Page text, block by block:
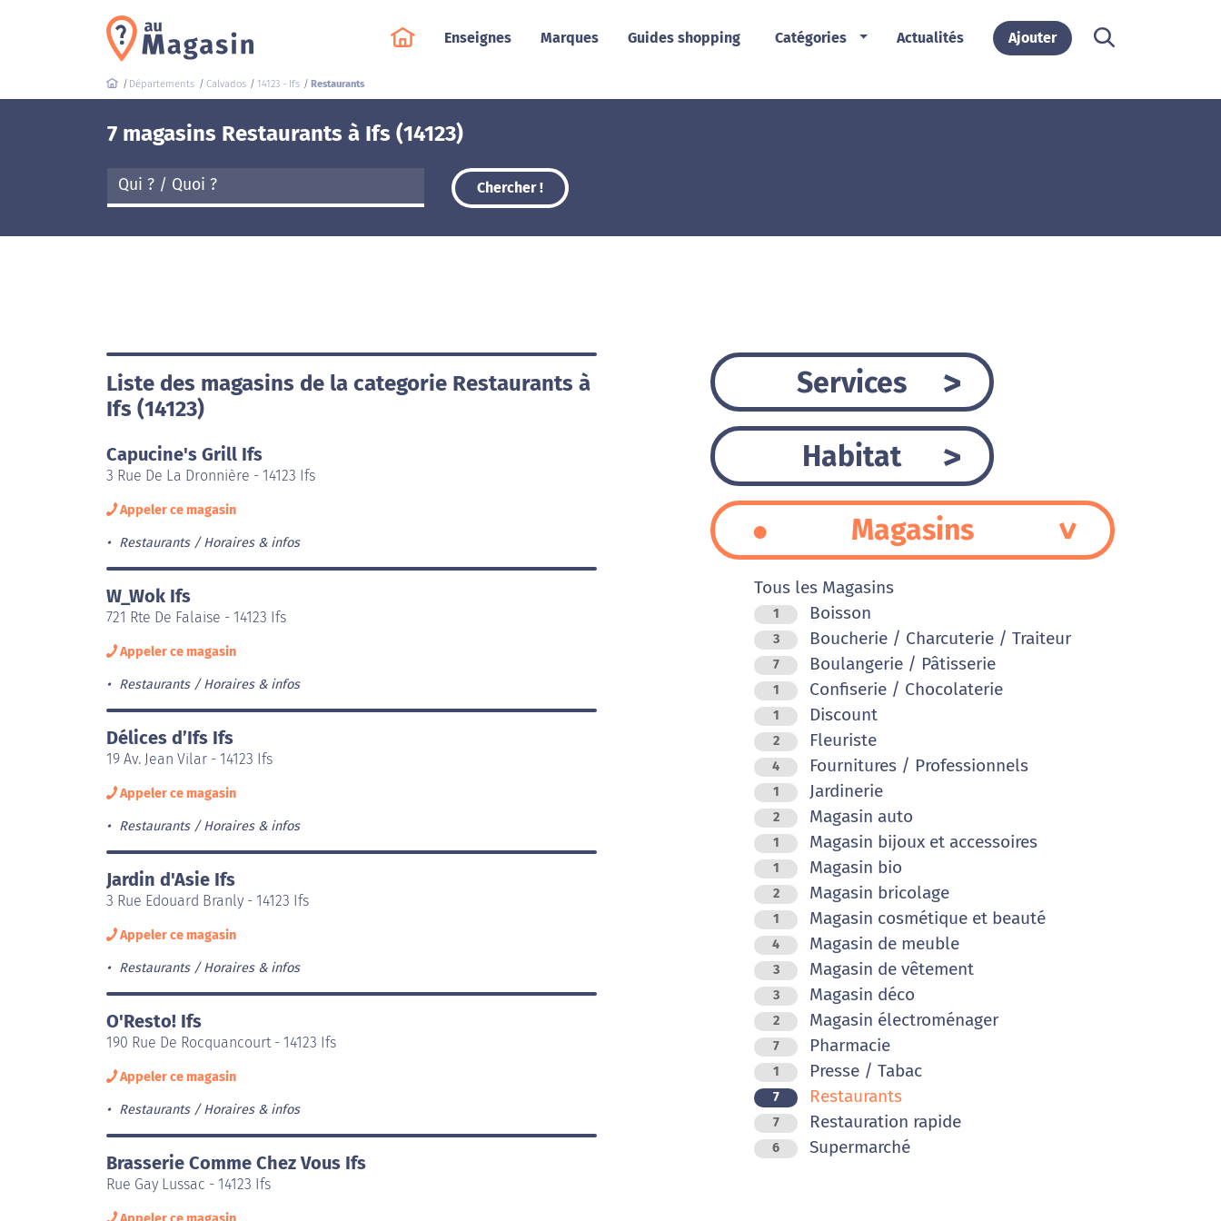
Enseignes Marques Guides shopping Catégories Actualités Ajouter
Départements Calvados 14123 - Ifs Restaurants
7 magasins Restaurants à Ifs (14123)
Chercher !
Liste des magasins de la categorie Restaurants à
Ifs (14123)
Capucine's Grill Ifs
3 Rue De La Dronnière - 14123 Ifs
Appeler ce magasin
Restaurants Horaires & infos
W_Wok Ifs
721 Rte De Falaise - 14123 Ifs
Appeler ce magasin
Restaurants Horaires & infos
Délices d’Ifs Ifs
19 Av. Jean Vilar - 14123 Ifs
Appeler ce magasin
Restaurants Horaires & infos
Jardin d'Asie Ifs
3 Rue Edouard Branly - 14123 Ifs
Appeler ce magasin
Restaurants Horaires & infos
O'Resto! Ifs
190 Rue De Rocquancourt - 14123 Ifs
Appeler ce magasin
Restaurants Horaires & infos
Brasserie Comme Chez Vous Ifs
Rue Gay Lussac - 14123 Ifs
Services
Habitat
Magasins
Tous les Magasins
1 Boisson
3 Boucherie / Charcuterie / Traiteur
7 Boulangerie / Pâtisserie
1 Confiserie / Chocolaterie
1 Discount
2 Fleuriste
4 Fournitures / Professionnels
1 Jardinerie
2 Magasin auto
1 Magasin bijoux et accessoires
1 Magasin bio
2 Magasin bricolage
1 Magasin cosmétique et beauté
4 Magasin de meuble
3 Magasin de vêtement
3 Magasin déco
2 Magasin électroménager
7 Pharmacie
1 Presse / Tabac
7 Restaurants
7 Restauration rapide
6 Supermarché